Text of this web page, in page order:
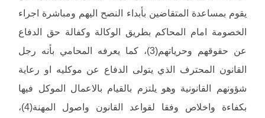
يقوم بمساعدة المتقاضين بأبداء النصح اليهم ومباشرة اجراء
الخصومة امام المحاكم بطريق الوكالة وكفالة حق الدفاع
عن حقوقهم وحرياتهم(3)، كما يعرفه المحامي بأنه رجل
القانون المحترف الذي يتولى الدفاع عن موكليه او رعاية
شؤونهم القانونية وهو يلتزم بالقيام بالاعمال الموكل فيها
بكفاءة واخلاص وفقا لقواعد القانون واصول المهنة(4)،